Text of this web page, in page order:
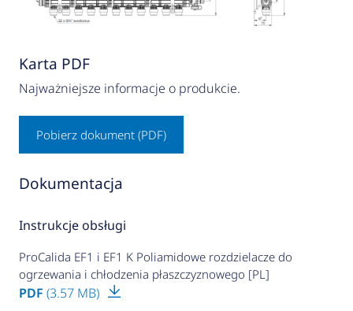
Karta PDF
Najważniejsze informacje o produkcie.
Pobierz dokument (PDF)
Dokumentacja
Instrukcje obsługi
ProCalida EF1 i EF1 K Poliamidowe rozdzielacze do
ogrzewania i chłodzenia płaszczyznowego [PL]
PDF (3.57 MB)